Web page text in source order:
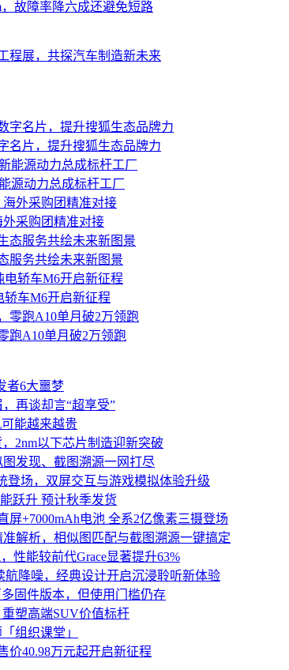
故障率降六成还避免短路
程展，共探汽车制造新未来
名片，提升搜狐生态品牌力
源动力总成标杆工厂
采购团精准对接
服务共绘未来新图景
轿车M6开启新征程
跑A10单月破2万领跑
者6大噩梦
再谈却言“超享受”
能越来越贵
2nm以下芯片制造迎新突破
发现、截图溯源一网打尽
登场，双屏交互与游戏模拟体验升级
跃升 预计秋季发货
屏+7000mAh电池 全系2亿像素三摄登场
解析，相似图匹配与截图溯源一键搞定
性能较前代Grace显著提升63%
航降噪，经典设计开启沉浸聆听新体验
固件版本，但使用门槛仍存
塑高端SUV价值标杆
组织课堂」
价40.98万元起开启新征程